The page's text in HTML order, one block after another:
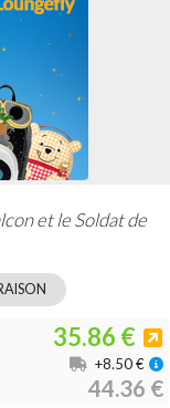
et le Soldat de
35.86 €
44.36 €
+8.50 €